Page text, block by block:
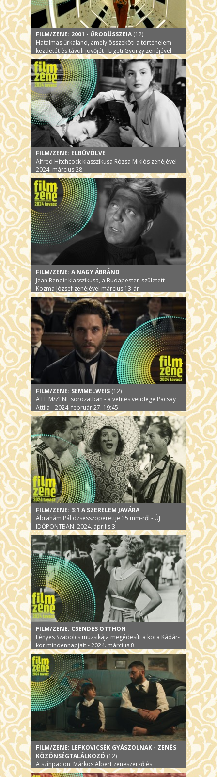
FILM/ZENE: 2001 - ŰRODÜSSZEIA (12)
Hatalmas űrkaland, amely összeköti a történelem
kezdetét és távoli jövőjét - Ligeti György zenéjével
FILM/ZENE: ELBŰVÖLVE
Alfred Hitchcock klasszikusa Rózsa Miklós zenéjével -
2024. március 28.
FILM/ZENE: A NAGY ÁBRÁND
Jean Renoir klasszikusa, a Budapesten született
Kozma József zenéjével március 13-án
FILM/ZENE: SEMMELWEIS (12)
A FILM/ZENE sorozatban - a vetítés vendége Pacsay
Attila - 2024. február 27. 19:45
FILM/ZENE: 3:1 A SZERELEM JAVÁRA
Ábrahám Pál dzsesszoperettje 35 mm-ről - ÚJ
IDŐPONTBAN: 2024. április 3.
FILM/ZENE: CSENDES OTTHON
Fényes Szabolcs muzsikája megédesíti a kora Kádár-
kor mindennapjait - 2024. március 8.
FILM/ZENE: LEFKOVICSÉK GYÁSZOLNAK - ZENÉS
KÖZÖNSÉGTALÁLKOZÓ (12)
A színpadon: Márkos Albert zeneszerző és
zenésztársai - 2024. 03. 12.